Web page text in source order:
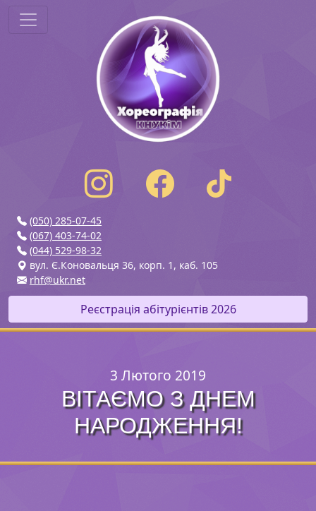
(050) 285-07-45
(067) 403-74-02
(044) 529-98-32
вул. Є.Коновальця 36, корп. 1, каб. 105
rhf@ukr.net
Реєстрація абітурієнтів 2026
3 Лютого 2019
ВІТАЄМО З ДНЕМ
НАРОДЖЕННЯ!